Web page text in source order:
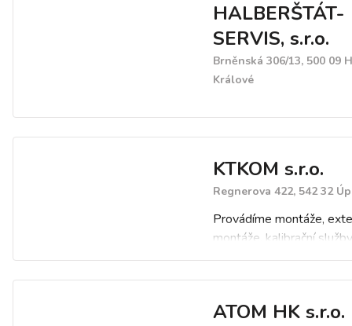
HALBERŠTÁT-
SERVIS, s.r.o.
Brněnská 306/13, 500 09
Králové
KTKOM s.r.o.
Regnerova 422, 542 32
Provádíme montáže,
montáže, kalibrační
vah a vážicích zařízení.
Vyrábíme váhy a vážicí
ATOM HK s.r.o.